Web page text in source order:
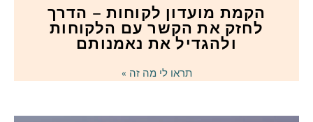
הקמת מועדון לקוחות – הדרך
לחזק את הקשר עם הלקוחות
ולהגדיל את נאמנותם
תראו לי מה זה »